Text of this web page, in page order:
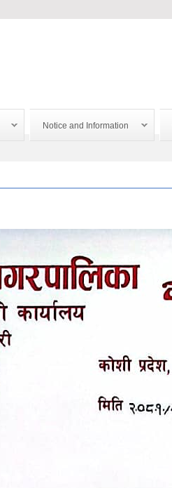
Notice and Information